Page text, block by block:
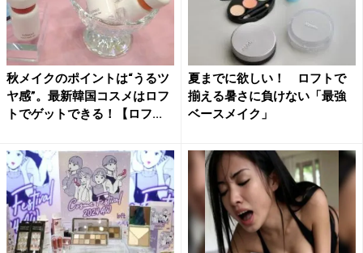
秋メイクのポイントは“うるツ
ヤ感”。最新韓国コスメはロフ
トでゲットできる！【ロフ...
夏までに欲しい！ ロフトで
揃える暑さに負けない「最強
ベースメイク」